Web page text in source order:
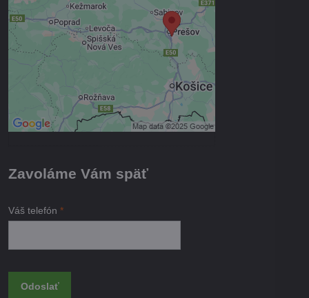
Prajete si načítať externý obsah?
Povoliť tentokrát
Povoliť a zapamätať - súhlas s
druhom cookie: Funkčné
Otvoriť obsah v novom okne
Zavoláme Vám späť
Váš telefón *
Odoslať